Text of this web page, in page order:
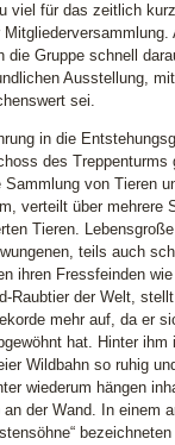
viel für das zeitlich
die Gruppe schnell
Ausstellung,
sei.
in die
des Treppenturms
Sammlung von Tieren
verteilt über mehrere
Tieren.
teils auch
ihren Fressfeinden
Raubtier der Welt,
mehr auf, da er
hat. Hinter
Wildbahn so ruhig
wiederum hängen
an der Wand. In einem